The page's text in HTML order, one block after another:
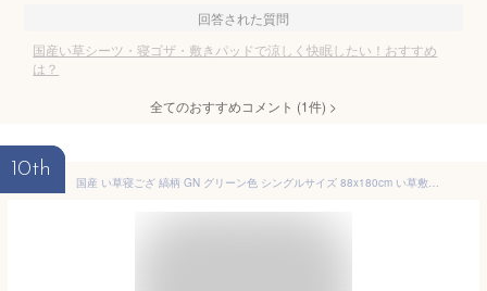
回答された質問
国産い草シーツ・寝ゴザ・敷きパッドで涼しく快眠したい！おすすめ
は？
全てのおすすめコメント (1件) >
10th
国産 い草寝ござ 縞柄 GN グリーン色 シングルサイズ 88x180cm い草敷パッド ねござ い草シーツ 岡山県産 日本製